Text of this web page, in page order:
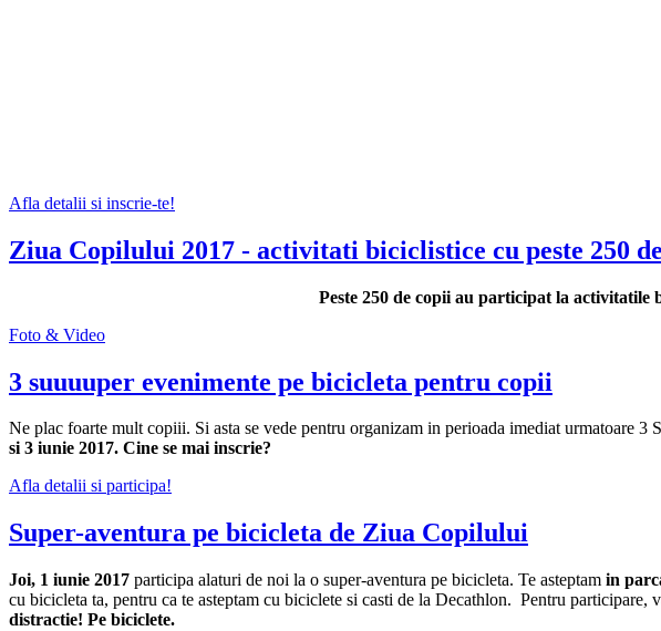
Afla detalii si inscrie-te!
Ziua Copilului 2017 - activitati biciclistice cu peste 250
Peste 250 de copii au participat la
Foto & Video
3 suuuuper evenimente pe bicicleta pentru copii
Ne plac foarte mult copiii. Si asta se vede pentru organizam in perioada imediat urmatoare
si 3 iunie 2017. Cine se mai inscrie?
Afla detalii si participa!
Super-aventura pe bicicleta de Ziua Copilului
Joi, 1 iunie 2017 participa alaturi de noi la o super-aventura pe bicicleta. Te asteptam in
cu bicicleta ta, pentru ca te asteptam cu biciclete si casti de la Decathlon. Pentru participare,
distractie! Pe biciclete.